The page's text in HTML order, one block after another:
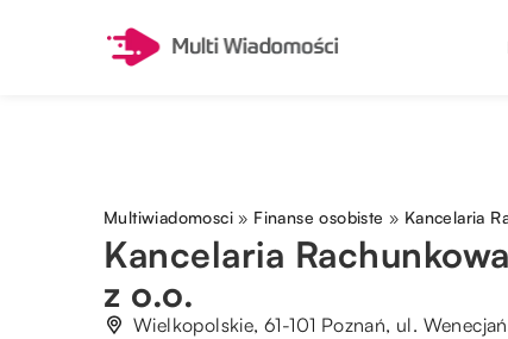
Multiwiadomosci » Finanse osobiste » Kancelaria
Kancelaria
z o.o.
Wielkopolskie, 61-101 Poznań, ul.